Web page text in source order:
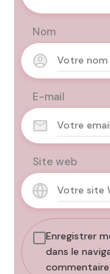
Nom
E-mail
Site web
Enregistrer
dans le
commentaire.